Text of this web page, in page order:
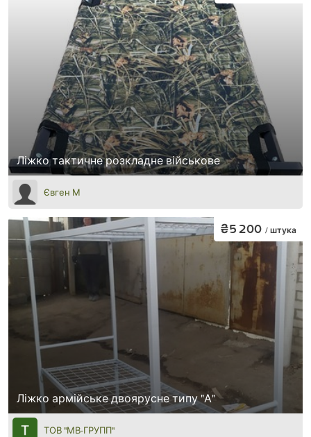
Ліжко тактичне розкладне військове
Євген М
Ліжко армійське двоярусне типу "А"
₴5 200 / штука
ТОВ "МВ-ГРУПП"